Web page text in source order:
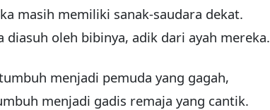
masih memiliki sanak-saudara dekat.
diasuh oleh bibinya, adik dari ayah mereka.
menjadi pemuda yang gagah,
menjadi gadis remaja yang cantik.